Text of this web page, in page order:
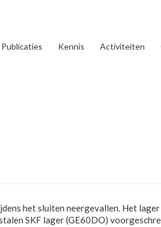
Publicaties Kennis Activiteiten
het sluiten neergevallen. Het
SKF lager (GE60DO)